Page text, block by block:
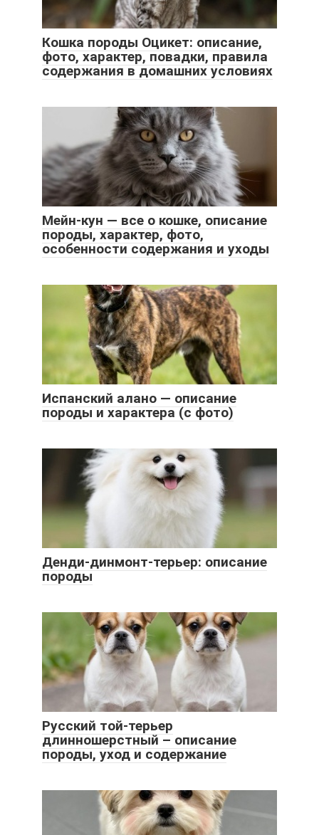
Кошка породы Оцикет: описание,
фото, характер, повадки, правила
содержания в домашних условиях
Мейн-кун — все о кошке, описание
породы, характер, фото,
особенности содержания и уходы
Испанский алано — описание
породы и характера (с фото)
Денди-динмонт-терьер: описание
породы
Русский той-терьер
длинношерстный – описание
породы, уход и содержание